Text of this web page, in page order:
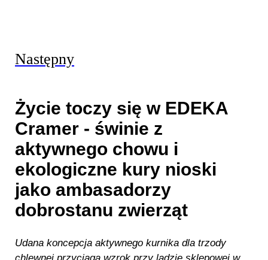
Następny
Życie toczy się w EDEKA
Cramer - świnie z
aktywnego chowu i
ekologiczne kury nioski
jako ambasadorzy
dobrostanu zwierząt
Udana koncepcja aktywnego kurnika dla trzody